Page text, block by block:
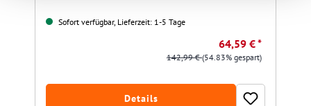
Sofort verfügbar, Lieferzeit: 1-5 Tage
64,59 € *
142,99 €(54.83% gespart)
Details